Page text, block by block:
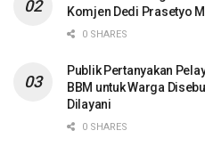
Komjen Dedi Prasetyo
0 SHARES
Publik Pertanyakan
BBM untuk Warga
Dilayani
0 SHARES